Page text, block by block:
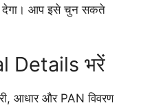
देगा। आप इसे चुन सकते
Details भरें
आधार और PAN विवरण